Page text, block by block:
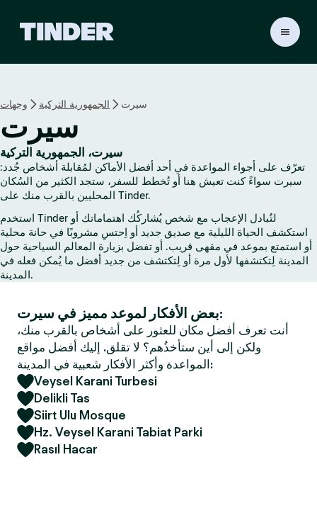
ة
ر
ئ
ي
س
ة
ل
ـ
T
d
e
r
وجهات الجمهورية التركية سيرت
سيرت
سيرت، الجمهورية التركية
تعرّف على أجواء المواعدة في أحد أفضل الأماكن لمُقابلة أشخاص جُدد:
سيرت سواءً كنت تعيش هنا أو تُخطط للسفر، ستجد الكثير من السُكان
المحليين بالقرب منك على Tinder.
استخدم Tinder لتُبادل الإعجاب مع شخص يُشاركُك اهتماماتك أو
استكشف الحياة الليلية مع صديق جديد أو اِحتسِ مشروبًا في حانة محلية
أو استمتع بموعد في مقهى قريب. أو تفضل بزيارة المعالم السياحية حول
المدينة لِتكتشفها لأول مرة أو لِتكتشف من جديد أفضل ما يُمكن فعله في
المدينة.
بعض الأفكار لموعد مميز في سيرت:
أنت تعرف أفضل مكان للعثور على أشخاص بالقرب منك،
ولكن إلى أين ستأخذُهم؟ لا تقلق. إليك أفضل مواقع
المواعدة وأكثر الأفكار شعبية في المدينة:
Veysel Karani Turbesi
Delikli Tas
Siirt Ulu Mosque
Hz. Veysel Karani Tabiat Parki
Rasıl Hacar